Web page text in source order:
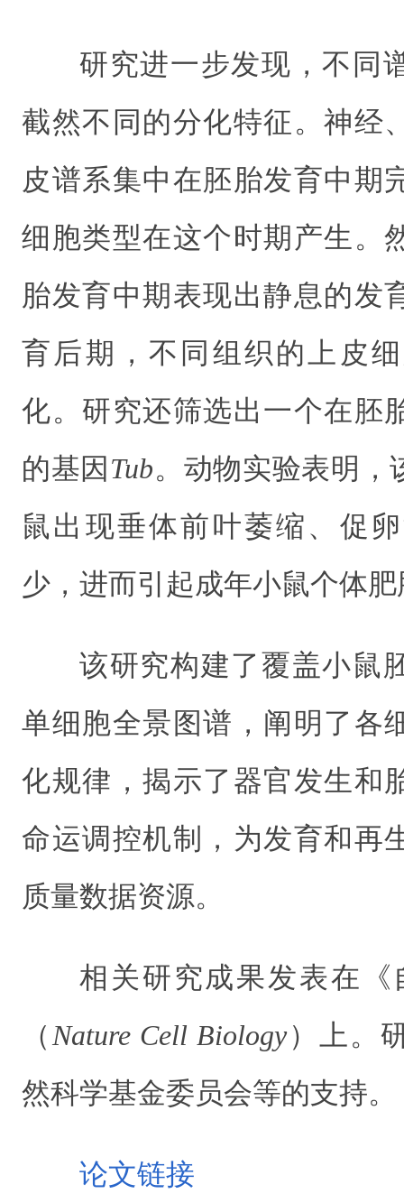
研究进一步发现，不同
截然不同的分化特征。神经
皮谱系集中在胚胎发育中期
细胞类型在这个时期产生。
胎发育中期表现出静息的发
育后期，不同组织的上皮
化。研究还筛选出一个在胚
的基因 Tub。动物实验表明，
鼠出现垂体前叶萎缩、促
少，进而引起成年小鼠个体
该研究构建了覆盖小鼠
单细胞全景图谱，阐明了各
化规律，揭示了器官发生和
命运调控机制，为发育和再
质量数据资源。
相关研究成果发表在
（ Nature Cell Biology）上。
然科学基金委员会等的支持。
论文链接